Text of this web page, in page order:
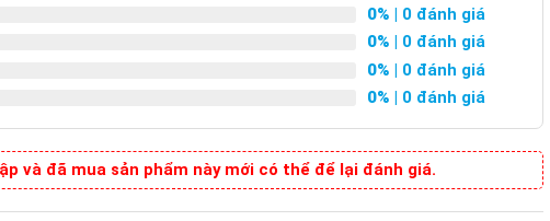
0% | 0 đánh giá
0% | 0 đánh giá
0% | 0 đánh giá
0% | 0 đánh giá
và đã mua sản phẩm này mới có thể để lại đánh giá.